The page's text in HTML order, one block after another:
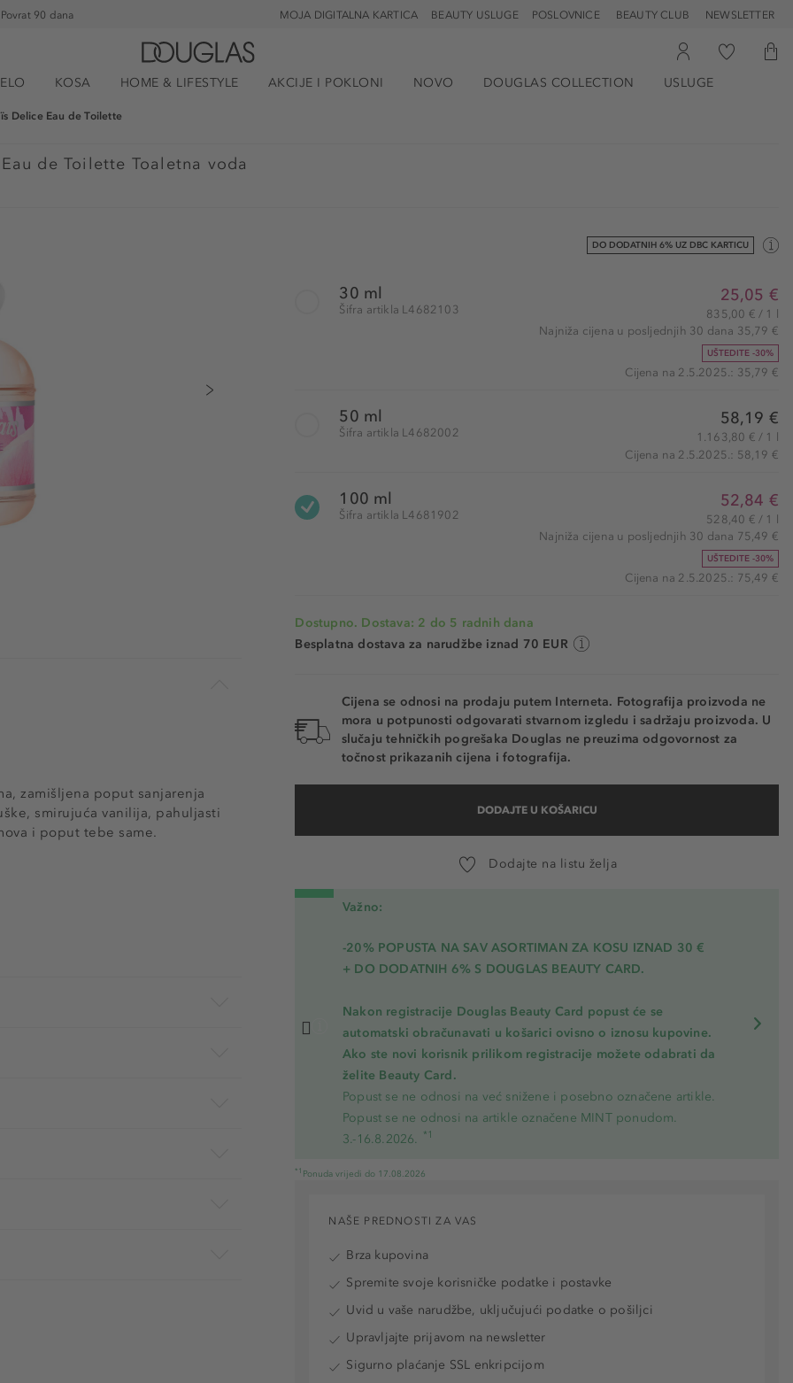
Povrat 90 dana POSLOVNICE BEAUTY CLUB NEWSLETTER
BEAUTY USLUGE
MOJA DIGITALNA KARTICA
KOSA HOME & LIFESTYLE AKCIJE I POKLONI NOVO DOUGLAS COLLECTION USLUGE
Delice Eau de Toilette
de Toilette Toaletna voda
DO DODATNIH 6% UZ DBC KARTICU
30 ml
Šifra artikla L4682103
25,05 €
835,00 € / 1 l
Najniža cijena u posljednjih 30 dana 35,79 €
UŠTEDITE -30%
Cijena na 2.5.2025.: 35,79 €
50 ml
Šifra artikla L4682002
58,19 €
1.163,80 € / 1 l
Cijena na 2.5.2025.: 58,19 €
100 ml
Šifra artikla L4681902
52,84 €
528,40 € / 1 l
Najniža cijena u posljednjih 30 dana 75,49 €
UŠTEDITE -30%
Cijena na 2.5.2025.: 75,49 €
Dostupno. Dostava: 2 do 5 radnih dana
Besplatna dostava za narudžbe iznad 70 EUR
Cijena se odnosi na prodaju putem Interneta. Fotografija proizvoda ne
mora u potpunosti odgovarati stvarnom izgledu i sadržaju proizvoda. U
slučaju tehničkih pogrešaka Douglas ne preuzima odgovornost za
točnost prikazanih cijena i fotografija.
DODAJTE U KOŠARICU
Dodajte na listu želja
Važno:
-20% POPUSTA NA SAV ASORTIMAN ZA KOSU IZNAD 30 €
+ DO DODATNIH 6% S DOUGLAS BEAUTY CARD.
Nakon registracije Douglas Beauty Card popust će se
automatski obračunavati u košarici ovisno o iznosu kupovine.
Ako ste novi korisnik prilikom registracije možete odabrati da
želite Beauty Card.
Popust se ne odnosi na već snižene i posebno označene artikle.
Popust se ne odnosi na artikle označene MINT ponudom.
3.-16.8.2026.
*1
*1 Ponuda vrijedi do 17.08.2026
zamišljena poput sanjarenja
smirujuća vanilija, pahuljasti
i poput tebe same.
NAŠE PREDNOSTI ZA VAS
Brza kupovina
Spremite svoje korisničke podatke i postavke
Uvid u vaše narudžbe, uključujući podatke o pošiljci
Upravljajte prijavom na newsletter
Sigurno plaćanje SSL enkripcijom